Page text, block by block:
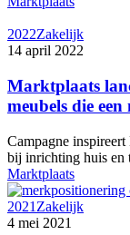
2022Zakelijk
14 april 2022
Marktplaats
meubels die
Campagne
bij inrichting huis
Marktplaats
2021 Zakelijk
4 mei 2021